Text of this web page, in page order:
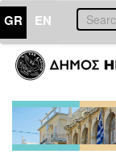
GR EN
ΔΗΜΟΣ
Δελτία
Τύπου
Αρχείο